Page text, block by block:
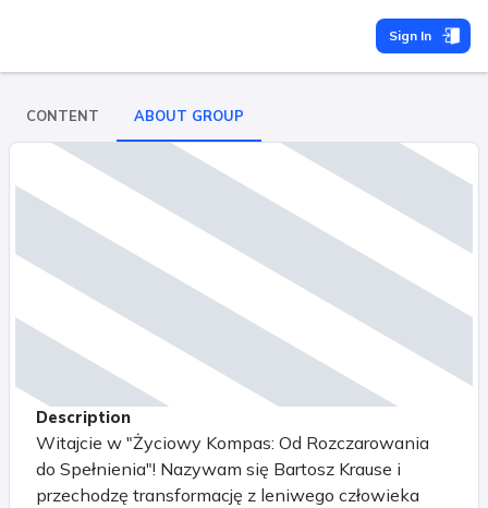
Sign In
CONTENT ABOUT GROUP
Description
Witajcie w "Życiowy Kompas: Od Rozczarowania
do Spełnienia"! Nazywam się Bartosz Krause i
przechodzę transformację z leniwego człowieka